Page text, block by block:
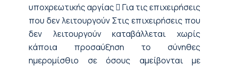
υποχρεωτικής αργίας  Για τις επιχειρήσεις
που δεν λειτουργούν Στις επιχειρήσεις που
δεν λειτουργούν καταβάλλεται χωρίς
κάποια προσαύξηση το σύνηθες
ημερομίσθιο σε όσους αμείβονται με